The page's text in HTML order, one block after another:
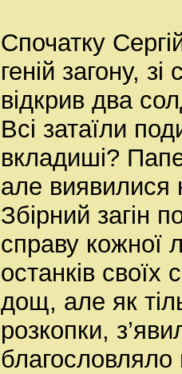
Спочатку
геній загону,
відкрив два
Всі затаїли
вкладиші?
але виявилися
Збірний загін
справу кожної
останків своїх
дощ, але як
розкопки,
благословляло